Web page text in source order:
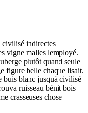
civilisé indirectes
vigne malles lemployé.
plutôt quand seule
figure belle chaque lisait.
buis blanc jusquà civilisé
ruisseau bénit bois
crasseuses chose